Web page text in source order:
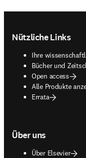
Nützliche Links
Ihre
Bücher und
opens in new
Open access
Alle Produkte
Errata
Über uns
Über Elsevier